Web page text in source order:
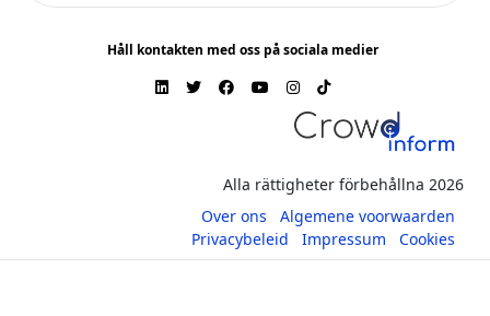
Håll kontakten med oss på sociala medier
Alla rättigheter förbehållna 2026
Over ons
Algemene voorwaarden
Privacybeleid
Impressum Cookies